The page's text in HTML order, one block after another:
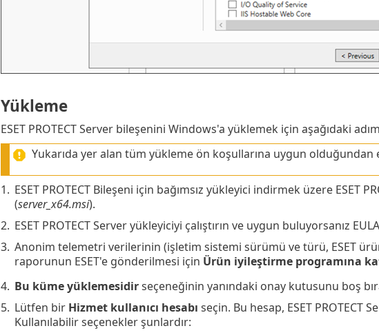
Yükleme
ESET PROTECT Server bileşenini Windows'a yüklemek için aşağıdaki
Yukarıda yer alan tüm yükleme ön koşullarına uygun olduğundan
1. ESET PROTECT Bileşeni için bağımsız yükleyici indirmek üzere ESET
(server_x64.msi).
2. ESET PROTECT Server yükleyiciyi çalıştırın ve uygun buluyorsanız
3. Anonim telemetri verilerinin (işletim sistemi sürümü ve türü, ESET
raporunun ESET'e gönderilmesi için Ürün iyileştirme programına
4. Bu küme yüklemesidirseçeneğinin yanındaki onay kutusunu boş
5. Lütfen bir Hizmet kullanıcı hesabı seçin. Bu hesap, ESET PROTECT
Kullanılabilir seçenekler şunlardır: